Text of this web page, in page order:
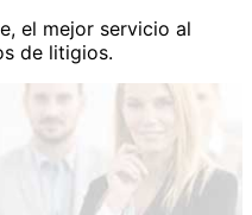
el mejor servicio al
de litigios.